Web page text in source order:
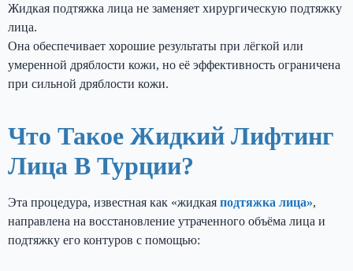
Жидкая подтяжка лица не заменяет хирургическую подтяжку
лица.
Она обеспечивает хорошие результаты при лёгкой или
умеренной дряблости кожи, но её эффективность ограничена
при сильной дряблости кожи.
Что Такое Жидкий Лифтинг
Лица В Турции?
Эта процедура, известная как «жидкая подтяжка лица»,
направлена ​​на восстановление утраченного объёма лица и
подтяжку его контуров с помощью: